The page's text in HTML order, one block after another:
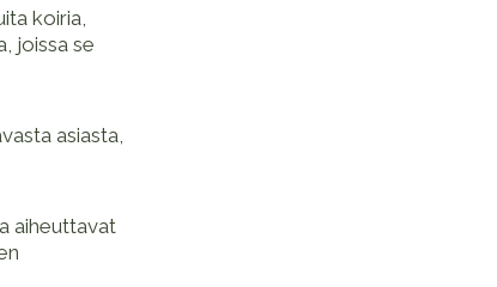
koiria,
joissa se
asiasta,
aiheuttavat